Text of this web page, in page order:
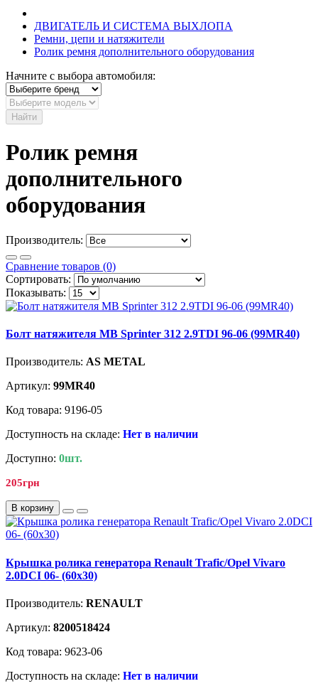
ДВИГАТЕЛЬ И СИСТЕМА ВЫХЛОПА
Ремни, цепи и натяжители
Ролик ремня дополнительного оборудования
Начните с выбора автомобиля:
Найти
Ролик ремня
дополнительного
оборудования
Производитель:
Сравнение товаров (0)
Сортировать:
Показывать:
Болт натяжителя MB Sprinter 312 2.9TDI 96-06 (99MR40)
Производитель: AS METAL
Артикул: 99MR40
Код товара: 9196-05
Доступность на складе: Нет в наличии
Доступно: 0шт.
205грн
В корзину
Крышка ролика генератора Renault Trafic/Opel Vivaro
2.0DCI 06- (60х30)
Производитель: RENAULT
Артикул: 8200518424
Код товара: 9623-06
Доступность на складе: Нет в наличии